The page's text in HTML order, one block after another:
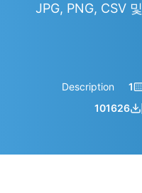
JPG, PNG, CSV
Description 1
101626